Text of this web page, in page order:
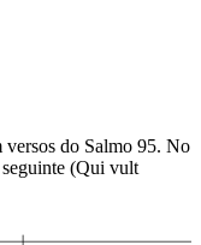
versos do Salmo 95. No
(Qui vult